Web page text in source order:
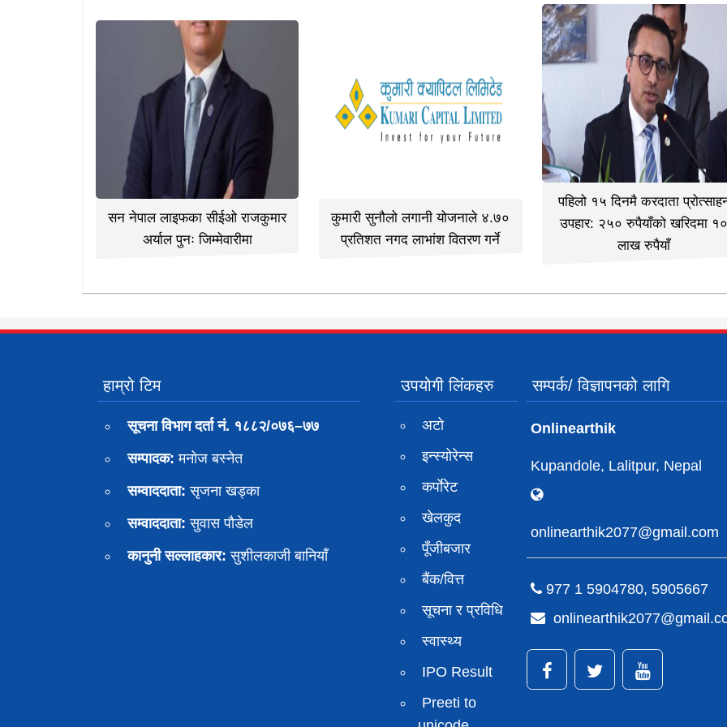
सन नेपाल लाइफका सीईओ राजकुमार
अर्याल पुनः जिम्मेवारीमा
कुमारी सुनौलो लगानी योजनाले ४.७०
प्रतिशत नगद लाभांश वितरण गर्ने
पहिलो १५ दिनमै करदाता
उपहार: २५० रुपैयाँको खरिदमा
लाख रुपैयाँ
हाम्रो टिम
सूचना विभाग दर्ता नं. १८८२/०७६–७७
सम्पादक: मनोज बस्नेत
सम्वाददाता: सृजना खड्का
सम्वाददाता: सुवास पाैडेल
कानुनी सल्लाहकार: सुशीलकाजी बानियाँ
उपयोगी लिंकहरु
अटो
इन्स्योरेन्स
कर्पाेरेट
खेलकुद
पूँजीबजार
बैंक/वित्त
सूचना र प्रविधि
स्वास्थ्य
IPO Result
Preeti to
सम्पर्क/ विज्ञापनको लागि
Onlinearthik
Kupandole, Lalitpur, Nepal
onlinearthik2077@gmail.com
977 1 5904780, 5905667